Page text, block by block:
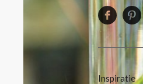
Inspiratie